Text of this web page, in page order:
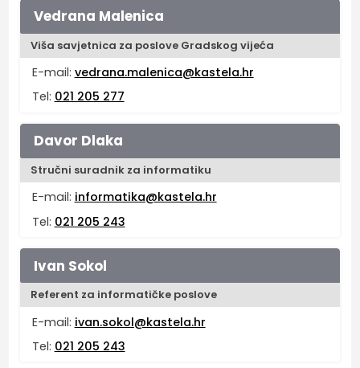
Vedrana Malenica
Viša savjetnica za poslove Gradskog vijeća
E-mail: vedrana.malenica@kastela.hr
Tel: 021 205 277
Davor Dlaka
Stručni suradnik za informatiku
E-mail: informatika@kastela.hr
Tel: 021 205 243
Ivan Sokol
Referent za informatičke poslove
E-mail: ivan.sokol@kastela.hr
Tel: 021 205 243